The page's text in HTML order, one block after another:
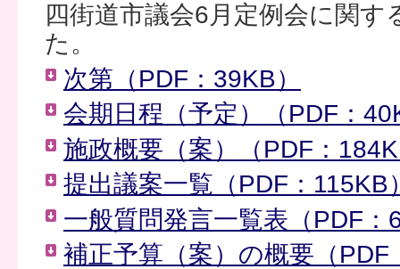
四街道市議会6月定例会に関
た。
次第（PDF：39KB）
会期日程（予定）（PDF：
施政概要（案）（PDF：
提出議案一覧（PDF：115KB
一般質問発言一覧表（PDF：
補正予算（案）の概要（PDF